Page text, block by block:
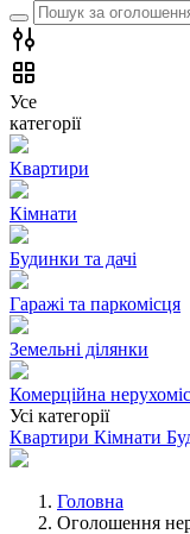
Усе
категорії
Квартири
Кімнати
Будинки та дачі
Гаражі та паркомісця
Земельні ділянки
Комерційна
Усі категорії
Квартири Кімнати
Головна
Оголошення